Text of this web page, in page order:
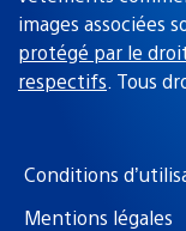
images associées
protégé par le
respectifs. Tous
Conditions
Mentions légales